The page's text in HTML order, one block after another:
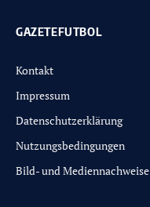
GAZETEFUTBOL
Kontakt
Impressum
Datenschutzerklärung
Nutzungsbedingungen
Bild- und Mediennachweise